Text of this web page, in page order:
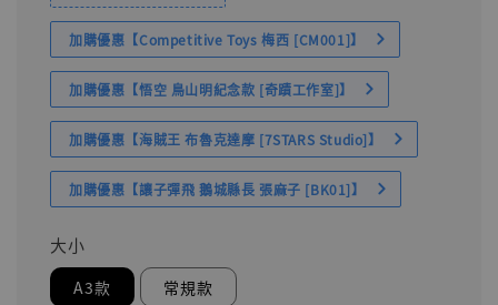
加購優惠【Competitive Toys 梅西 [CM001]】
加購優惠【悟空 鳥山明紀念款 [奇蹟工作室]】
加購優惠【海賊王 布魯克達摩 [7STARS Studio]】
加購優惠【讓子彈飛 鵝城縣長 張麻子 [BK01]】
大小
A3款 常規款